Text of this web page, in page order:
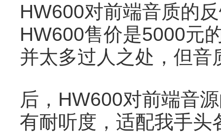
HW600对前端音质的
HW600售价是5000元
并太多过人之处，但
后，HW600对前端音
有耐听度，适配我手头